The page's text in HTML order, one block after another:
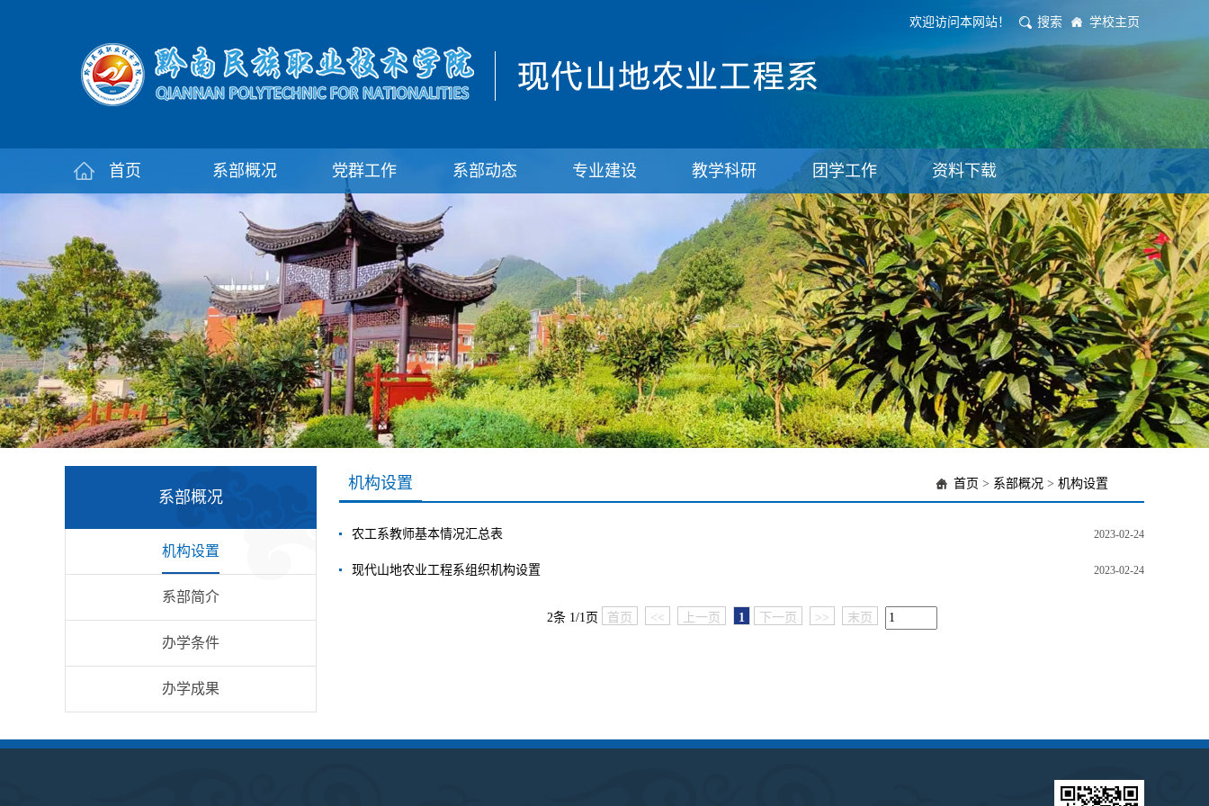
欢迎访问本网站！ 搜索 学校主页
首页 系部概况 党群工作 系部动态 专业建设 教学科研 团学工作 资料下载
系部概况
机构设置
系部简介
办学条件
办学成果
机构设置 首页 > 系部概况 > 机构设置
农工系教师基本情况汇总表 2023-02-24
现代山地农业工程系组织机构设置 2023-02-24
2条 1/1页 首页 << 上一页 1 下一页 >> 末页